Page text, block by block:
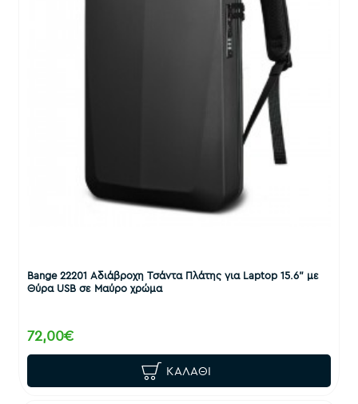
Bange 22201 Αδιάβροχη Τσάντα Πλάτης για Laptop 15.6" με
Θύρα USB σε Μαύρο χρώμα
72,00€
ΚΑΛΆΘΙ